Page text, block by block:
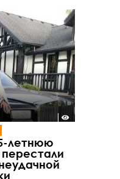
летнюю